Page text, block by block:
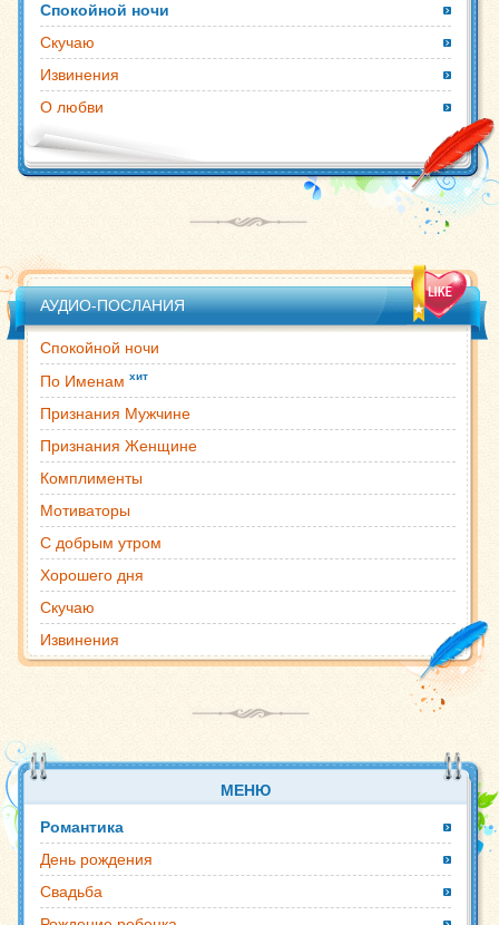
Спокойной ночи
Скучаю
Извинения
О любви
АУДИО-ПОСЛАНИЯ
Спокойной ночи
По Именам хит
Признания Мужчине
Признания Женщине
Комплименты
Мотиваторы
С добрым утром
Хорошего дня
Скучаю
Извинения
МЕНЮ
Романтика
День рождения
Свадьба